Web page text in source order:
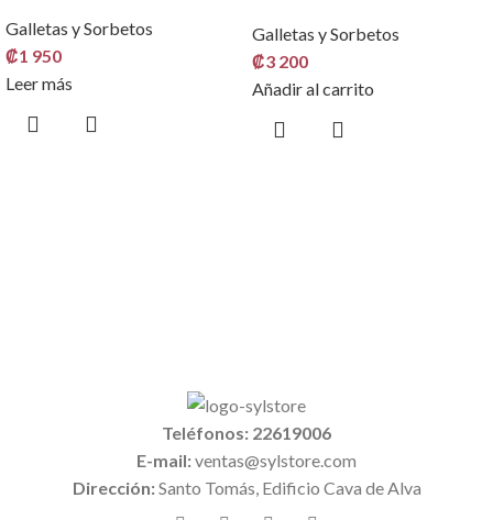
Galletas y Sorbetos
₡1 950
Leer más
Galletas y Sorbetos
₡3 200
Añadir al carrito
Teléfonos: 22619006
E-mail:ventas@sylstore.com
Dirección:Santo Tomás, Edificio Cava de Alva